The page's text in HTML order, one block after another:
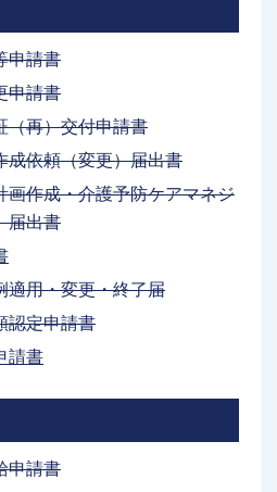
申請書
申請書
（再）交付申請書
成依頼（変更）届出書
画作成・介護予防ケアマネジ
届出書
適用・変更・終了届
認定申請書
請書
申請書